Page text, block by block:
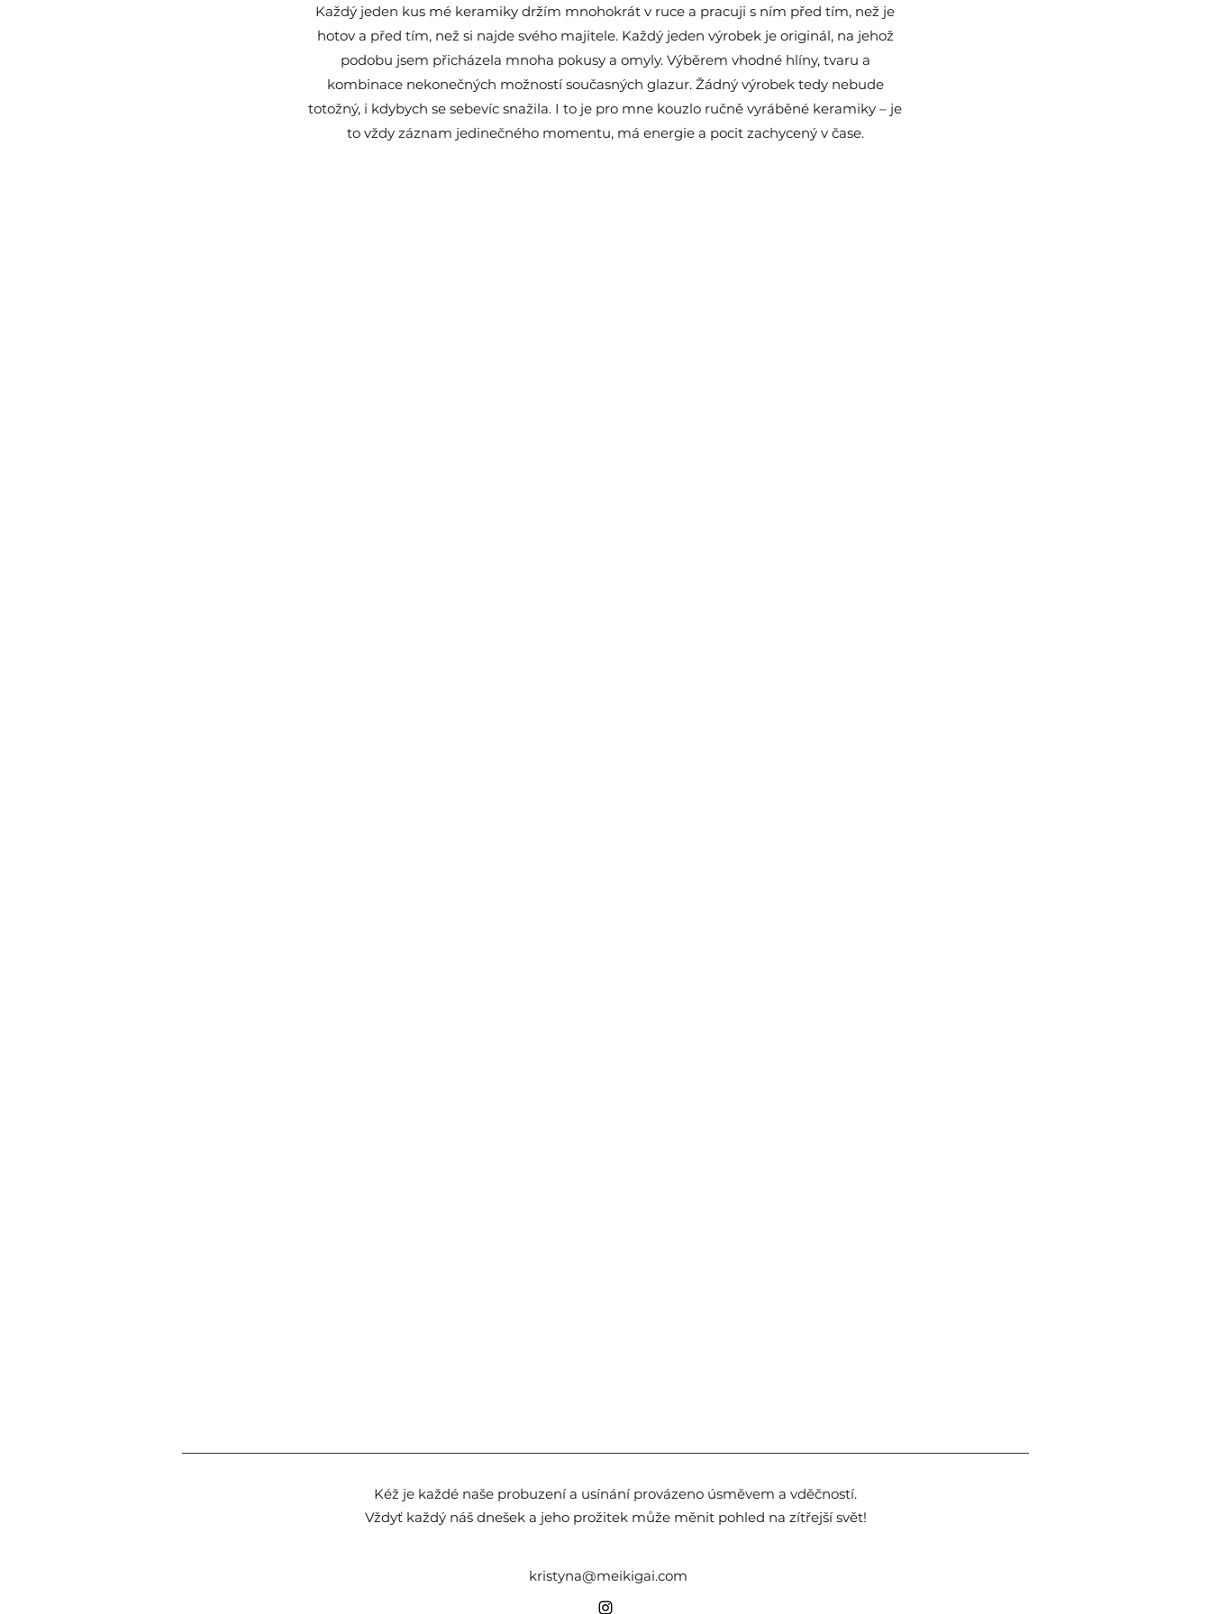
Každý jeden kus mé keramiky držím mnohokrát v ruce a pracuji s ním před tím, než je
hotov a před tím, než si najde svého majitele. Každý jeden výrobek je originál, na jehož
podobu jsem přicházela mnoha pokusy a omyly. Výběrem vhodné hlíny, tvaru a
kombinace nekonečných možností současných glazur. Žádný výrobek tedy nebude
totožný, i kdybych se sebevíc snažila. I to je pro mne kouzlo ručně vyráběné keramiky – je
to vždy záznam jedinečného momentu, má energie a pocit zachycený v čase.
Kéž je každé naše probuzení a usínání provázeno úsměvem a vděčností.
Vždyť každý náš dnešek a jeho prožitek může měnit pohled na zítřejší svět!
kristyna@meikigai.com